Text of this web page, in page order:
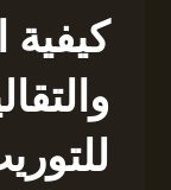
كيفية